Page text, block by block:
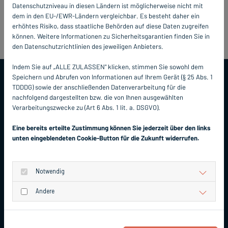
Das könnte Sie auch
interessieren
Datenschutzniveau in diesen Ländern ist möglicherweise nicht mit
dem in den EU-/EWR-Ländern vergleichbar. Es besteht daher ein
erhöhtes Risiko, dass staatliche Behörden auf diese Daten zugreifen
können. Weitere Informationen zu Sicherheitsgarantien finden Sie in
den Datenschutzrichtlinien des jeweiligen Anbieters.
Indem Sie auf „ALLE ZULASSEN" klicken, stimmen Sie sowohl dem
Speichern und Abrufen von Informationen auf Ihrem Gerät (§ 25 Abs. 1
TDDDG) sowie der anschließenden Datenverarbeitung für die
nachfolgend dargestellten bzw. die von Ihnen ausgewählten
Verarbeitungszwecke zu (Art 6 Abs. 1 lit. a. DSGVO).
Eine bereits erteilte Zustimmung können Sie jederzeit über den links
unten eingeblendeten Cookie-Button für die Zukunft widerrufen.
Notwendig
Andere